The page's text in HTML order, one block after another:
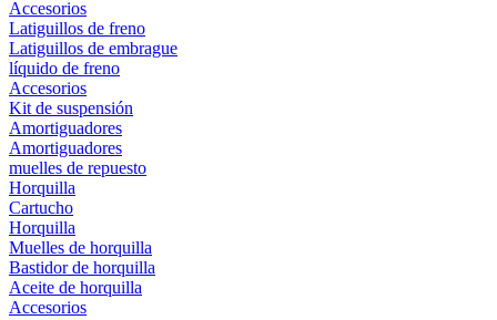
Accesorios
Latiguillos de freno
Latiguillos de embrague
líquido de freno
Accesorios
Kit de suspensión
Amortiguadores
Amortiguadores
muelles de repuesto
Horquilla
Cartucho
Horquilla
Muelles de horquilla
Bastidor de horquilla
Aceite de horquilla
Accesorios